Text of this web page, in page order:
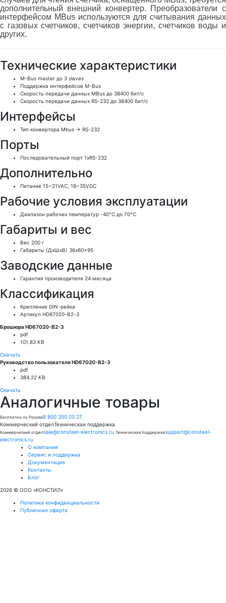
дополнительный внешний конвертер. Преобразователи с
интерфейсом MBus используются для считывания данных
с газовых счетчиков, счетчиков энергии, счетчиков воды и
других.
Технические характеристики
M-Bus master до 3 slaves
Поддержка интерфейсов M-Bus
Скорость передачи данных MBus до 38400 бит/с
Скорость передачи данных RS-232 до 38400 бит/с
Интерфейсы
Тип конвертора Mbus → RS-232
Порты
Последовательный порт 1xRS-232
Дополнительно
Питание 15~21VAC, 18~35VDC
Рабочие условия эксплуатации
Диапазон рабочих температур -40°C до 70°C
Габариты и вес
Вес 200 г
Габариты (ДхШхВ) 36x60x95
Заводские данные
Гарантия производителя 24 месяца
Классификация
Крепление DIN-рейка
Артикул HD67020-B2-3
Брошюра HD67020-B2-3
pdf
101.83 KB
Скачать
Руководство пользователя HD67020-B2-3
pdf
384.22 KB
Скачать
Аналогичные товары
Бесплатно по России8 800 350 03 27
Коммерческий отделТехническая поддержка
Коммерческий отделsale@consteel-electronics.ru Техническая поддержкаsupport@consteel-
electronics.ru
О компании
Сервис и поддержка
Документация
Контакты
Блог
2026 © OOO «КОНСТИЛ»
Политика конфиденциальности
Публичная оферта